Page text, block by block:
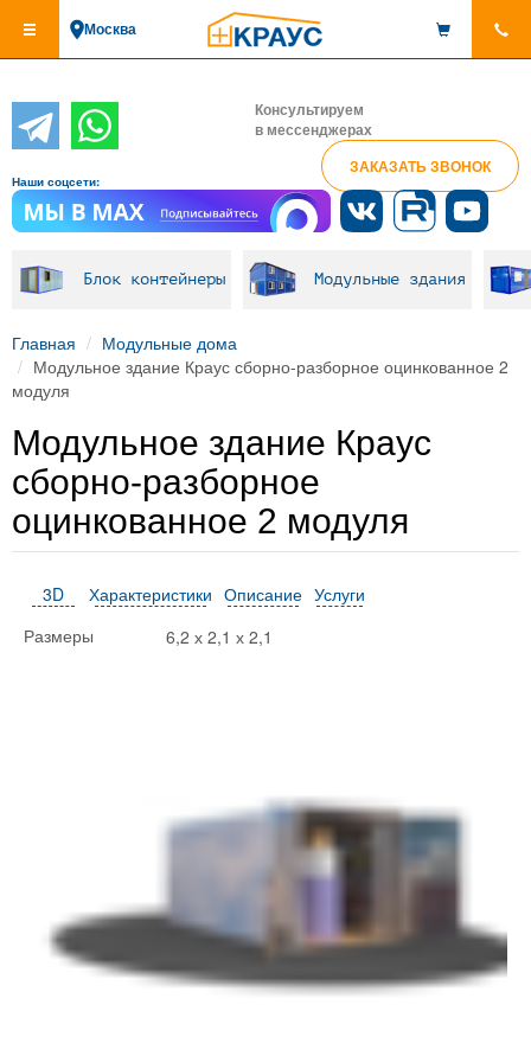
основному
Москва
Консультируем
в мессенджерах
ЗАКАЗАТЬ ЗВОНОК
Наши соцсети:
Блок контейнеры Модульные здания
Главная
Модульные дома
Модульное здание Краус сборно-разборное оцинкованное 2
модуля
Модульное здание Краус
сборно-разборное
оцинкованное 2 модуля
3D Характеристики Описание Услуги
Размеры 6,2 х 2,1 х 2,1